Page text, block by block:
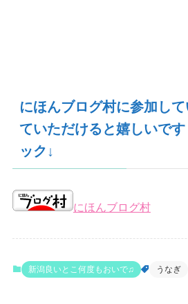
にほんブログ村に参加し
ていただけると嬉しいで
ック↓
にほんブログ村
新潟良いとこ何度もおいで♫ うなぎ